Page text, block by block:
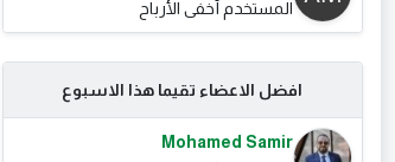
المستخدم أخفى الأرباح
افضل الاعضاء تقيما هذا الاسبوع
Mohamed Samir